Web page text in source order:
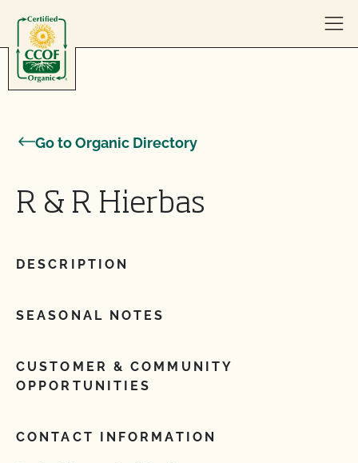
Go to Organic Directory
R & R Hierbas
DESCRIPTION
SEASONAL NOTES
CUSTOMER & COMMUNITY
OPPORTUNITIES
CONTACT INFORMATION